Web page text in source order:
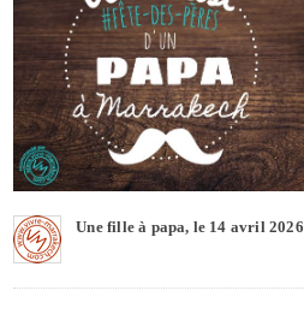
Une fille à papa, le 14 avril 2026